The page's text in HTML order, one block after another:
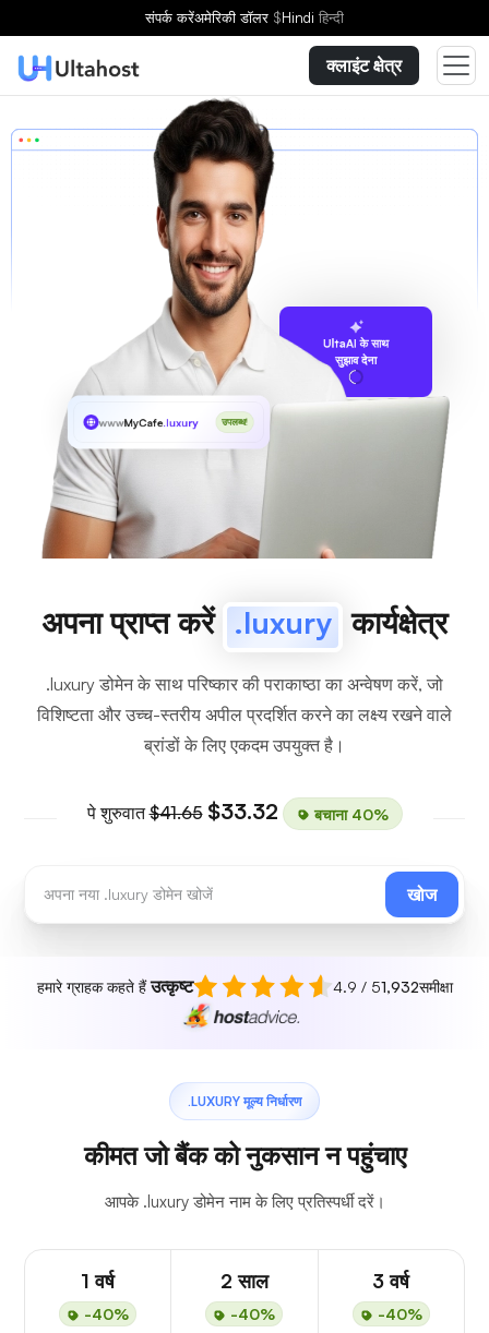
संपर्क करेंअमेरिकी डॉलर $Hindi हिन्दी
क्लाइंट क्षेत्र
UltaAI के साथ
सुझाव देना
wwwMyCafe.luxury उपलब्ध!
अपना प्राप्त करें .luxury कार्यक्षेत्र
.luxury डोमेन के साथ परिष्कार की पराकाष्ठा का अन्वेषण करें, जो
विशिष्टता और उच्च-स्तरीय अपील प्रदर्शित करने का लक्ष्य रखने वाले
ब्रांडों के लिए एकदम उपयुक्त है।
पे शुरुवात$41.65 $33.32 बचाना 40%
खोज
हमारे ग्राहक कहते हैंउत्कृष्ट 4.9 / 51,932समीक्षा
.LUXURY मूल्य निर्धारण
कीमत जो बैंक को नुकसान न पहुंचाए
आपके .luxury डोमेन नाम के लिए प्रतिस्पर्धी दरें।
1 वर्ष
-40%
2 साल
-40%
3 वर्ष
-40%